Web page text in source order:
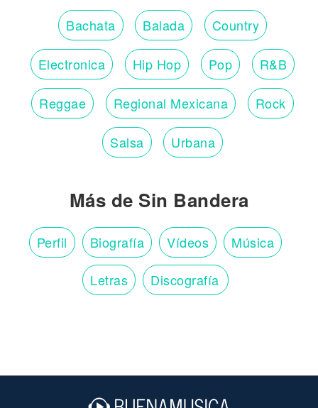
Bachata Balada Country
Electronica Hip Hop Pop R&B
Reggae Regional Mexicana Rock
Salsa Urbana
Más de Sin Bandera
Perfil Biografía Vídeos Música
Letras Discografía